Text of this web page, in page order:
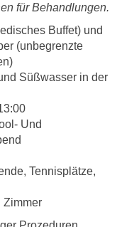
für Behandlungen.
Buffet) und
(unbegrenzte
Süßwasser in der
Und
Tennisplätze,
Zimmer